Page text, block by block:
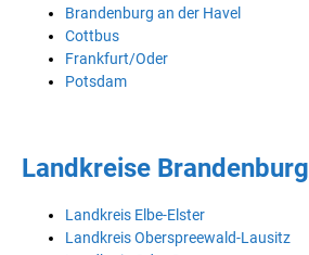
Brandenburg an der Havel
Cottbus
Frankfurt/Oder
Potsdam
Landkreise Brandenburg
Landkreis Elbe-Elster
Landkreis Oberspreewald-Lausitz